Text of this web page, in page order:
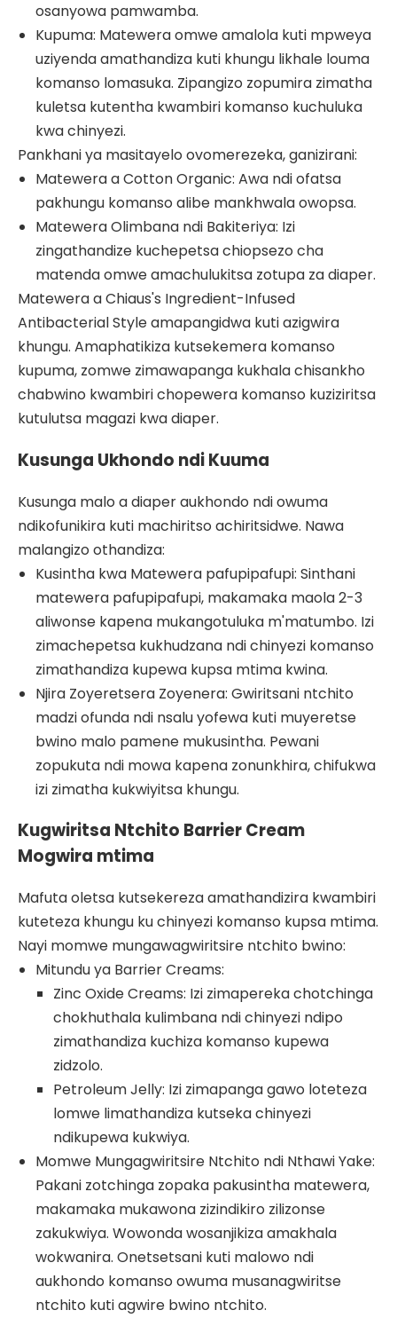
osanyowa pamwamba.
Kupuma: Matewera omwe amalola kuti mpweya
uziyenda amathandiza kuti khungu likhale louma
komanso lomasuka. Zipangizo zopumira zimatha
kuletsa kutentha kwambiri komanso kuchuluka
kwa chinyezi.
Pankhani ya masitayelo ovomerezeka, ganizirani:
Matewera a Cotton Organic: Awa ndi ofatsa
pakhungu komanso alibe mankhwala owopsa.
Matewera Olimbana ndi Bakiteriya: Izi
zingathandize kuchepetsa chiopsezo cha
matenda omwe amachulukitsa zotupa za diaper.
Matewera a Chiaus's Ingredient-Infused
Antibacterial Style amapangidwa kuti azigwira
khungu. Amaphatikiza kutsekemera komanso
kupuma, zomwe zimawapanga kukhala chisankho
chabwino kwambiri chopewera komanso kuziziritsa
kutulutsa magazi kwa diaper.
Kusunga Ukhondo ndi Kuuma
Kusunga malo a diaper aukhondo ndi owuma
ndikofunikira kuti machiritso achiritsidwe. Nawa
malangizo othandiza:
Kusintha kwa Matewera pafupipafupi: Sinthani
matewera pafupipafupi, makamaka maola 2-3
aliwonse kapena mukangotuluka m'matumbo. Izi
zimachepetsa kukhudzana ndi chinyezi komanso
zimathandiza kupewa kupsa mtima kwina.
Njira Zoyeretsera Zoyenera: Gwiritsani ntchito
madzi ofunda ndi nsalu yofewa kuti muyeretse
bwino malo pamene mukusintha. Pewani
zopukuta ndi mowa kapena zonunkhira, chifukwa
izi zimatha kukwiyitsa khungu.
Kugwiritsa Ntchito Barrier Cream
Mogwira mtima
Mafuta oletsa kutsekereza amathandizira kwambiri
kuteteza khungu ku chinyezi komanso kupsa mtima.
Nayi momwe mungawagwiritsire ntchito bwino:
Mitundu ya Barrier Creams:
Zinc Oxide Creams: Izi zimapereka chotchinga
chokhuthala kulimbana ndi chinyezi ndipo
zimathandiza kuchiza komanso kupewa
zidzolo.
Petroleum Jelly: Izi zimapanga gawo loteteza
lomwe limathandiza kutseka chinyezi
ndikupewa kukwiya.
Momwe Mungagwiritsire Ntchito ndi Nthawi Yake:
Pakani zotchinga zopaka pakusintha matewera,
makamaka mukawona zizindikiro zilizonse
zakukwiya. Wowonda wosanjikiza amakhala
wokwanira. Onetsetsani kuti malowo ndi
aukhondo komanso owuma musanagwiritse
ntchito kuti agwire bwino ntchito.